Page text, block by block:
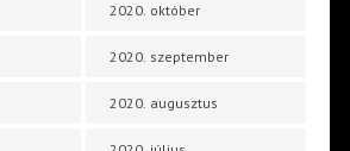
2020. október
2020. szeptember
2020. augusztus